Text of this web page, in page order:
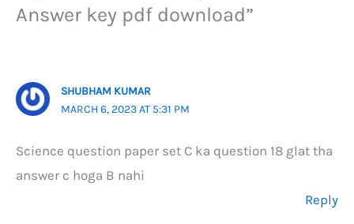
Answer key pdf download”
SHUBHAM KUMAR
MARCH 6, 2023 AT 5:31 PM
Science question paper set C ka question 18 glat tha
answer c hoga B nahi
Reply